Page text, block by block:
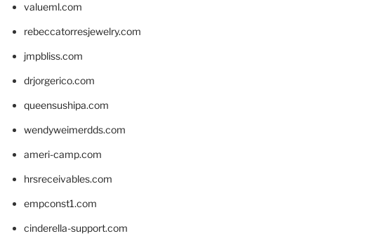
valueml.com
rebeccatorresjewelry.com
jmpbliss.com
drjorgerico.com
queensushipa.com
wendyweimerdds.com
ameri-camp.com
hrsreceivables.com
empconst1.com
cinderella-support.com